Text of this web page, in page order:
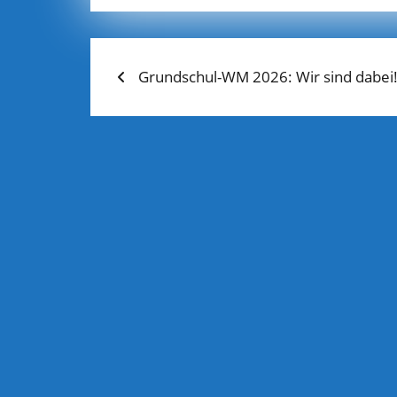
BEITRAGS-
NAVIGATION
Previous
Grundschul-WM 2026: Wir sind dabei!